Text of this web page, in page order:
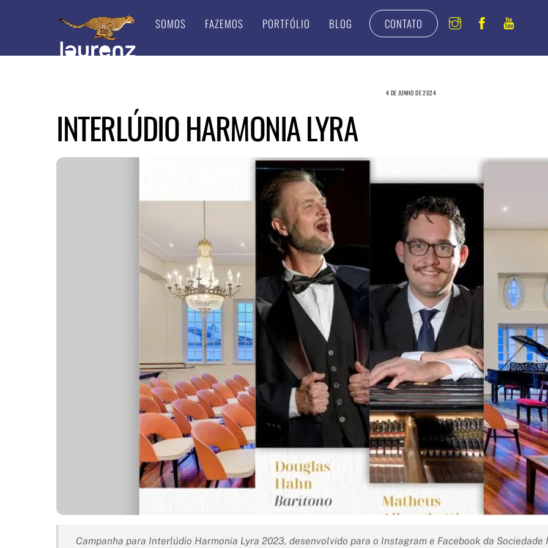
InstagramFacebook
SOMOS FAZEMOS PORTFÓLIO BLOG CONTATO
4 DE JUNHO DE 2024
INTERLÚDIO HARMONIA LYRA
Campanha para Interlúdio Harmonia Lyra 2023, desenvolvido para o Instagram e Facebook da